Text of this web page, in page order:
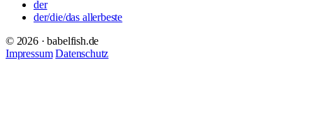
der
der/die/das allerbeste
© 2026 · babelfish.de
Impressum Datenschutz